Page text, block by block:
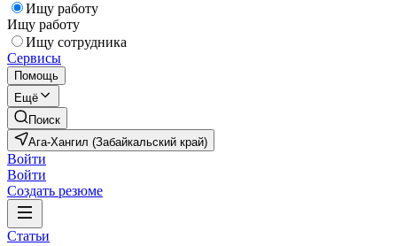
Ищу работу
Ищу работу
Ищу сотрудника
Сервисы
Помощь
Ещё
Поиск
Ага-Хангил (Забайкальский край)
Войти
Войти
Создать резюме
Статьи